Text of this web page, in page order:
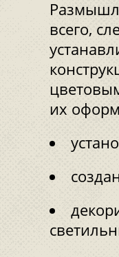
всего,
их